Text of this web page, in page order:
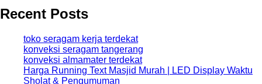
Recent Posts
toko seragam kerja terdekat
konveksi seragam tangerang
konveksi almamater terdekat
Harga Running Text Masjid Murah | LED Display Waktu
Sholat & Pengumuman